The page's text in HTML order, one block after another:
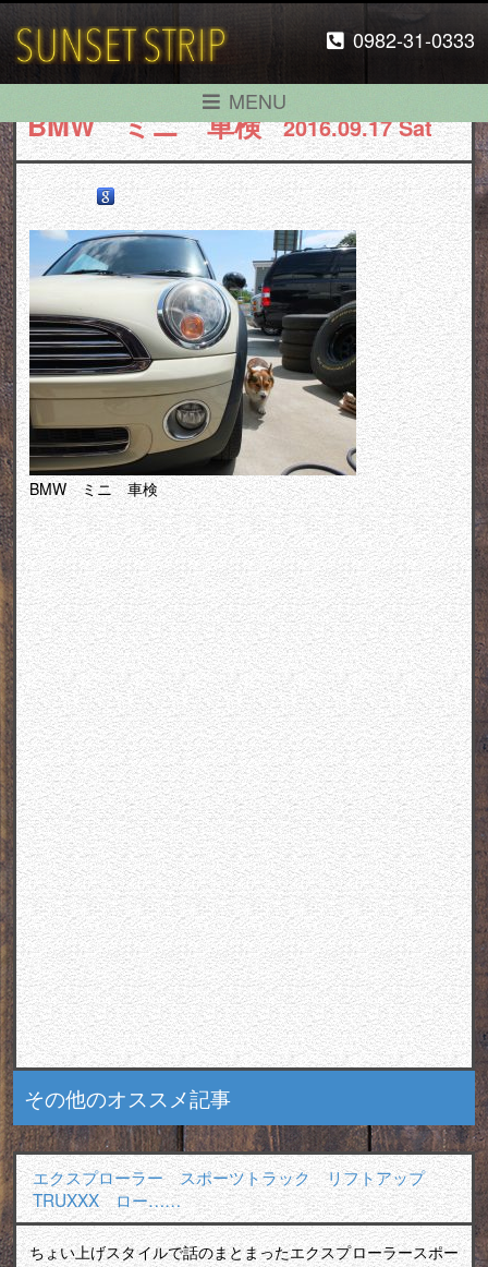
0982-31-0333
MENU
BMW ミニ 車検 2016.09.17 Sat
BMW ミニ 車検
その他のオススメ記事
エクスプローラー スポーツトラック リフトアップ
TRUXXX ロー……
ちょい上げスタイルで話のまとまったエクスプローラースポー